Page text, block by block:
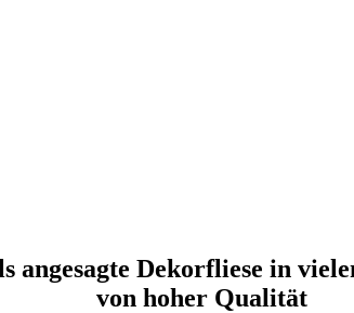
Dekorfliese in
von hoher Qualität